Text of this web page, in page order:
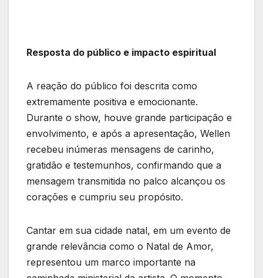
Resposta do público e impacto espiritual
A reação do público foi descrita como
extremamente positiva e emocionante.
Durante o show, houve grande participação e
envolvimento, e após a apresentação, Wellen
recebeu inúmeras mensagens de carinho,
gratidão e testemunhos, confirmando que a
mensagem transmitida no palco alcançou os
corações e cumpriu seu propósito.
Cantar em sua cidade natal, em um evento de
grande relevância como o Natal de Amor,
representou um marco importante na